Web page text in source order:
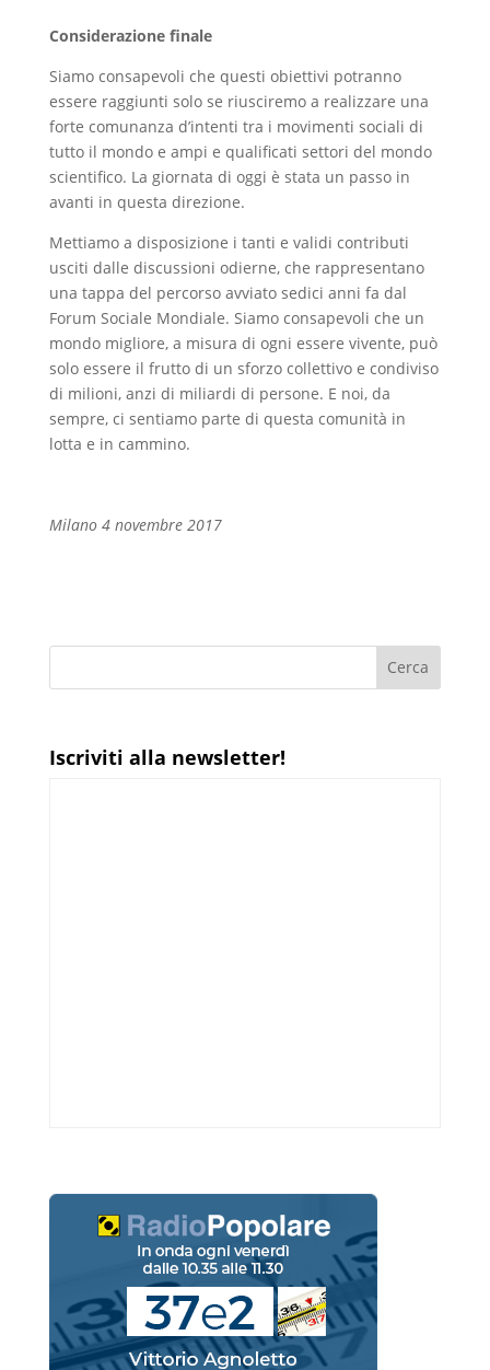
Considerazione finale
Siamo consapevoli che questi obiettivi potranno
essere raggiunti solo se riusciremo a realizzare una
forte comunanza d’intenti tra i movimenti sociali di
tutto il mondo e ampi e qualificati settori del mondo
scientifico. La giornata di oggi è stata un passo in
avanti in questa direzione.
Mettiamo a disposizione i tanti e validi contributi
usciti dalle discussioni odierne, che rappresentano
una tappa del percorso avviato sedici anni fa dal
Forum Sociale Mondiale. Siamo consapevoli che un
mondo migliore, a misura di ogni essere vivente, può
solo essere il frutto di un sforzo collettivo e condiviso
di milioni, anzi di miliardi di persone. E noi, da
sempre, ci sentiamo parte di questa comunità in
lotta e in cammino.
Milano 4 novembre 2017
Iscriviti alla newsletter!